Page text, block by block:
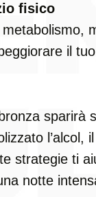
fisico
metabolismo,
il
sparirà
l’alcol,
strategie ti
notte